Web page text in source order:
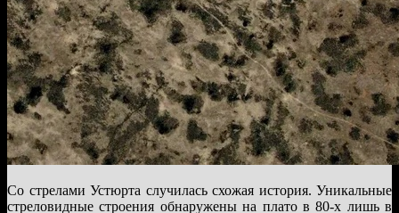
Со стрелами Устюрта случилась схожая история. Уникальные
стреловидные строения обнаружены на плато в 80-х лишь в